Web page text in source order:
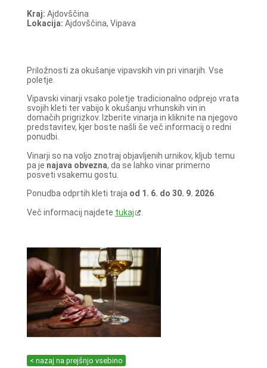
Kraj: Ajdovščina
Lokacija: Ajdovščina, Vipava
Priložnosti za okušanje vipavskih vin pri vinarjih. Vse
poletje.
Vipavski vinarji vsako poletje tradicionalno odprejo vrata
svojih kleti ter vabijo k okušanju vrhunskih vin in
domačih prigrizkov. Izberite vinarja in kliknite na njegovo
predstavitev, kjer boste našli še več informacij o redni
ponudbi.
Vinarji so na voljo znotraj objavljenih urnikov, kljub temu
pa je najava obvezna, da se lahko vinar primerno
posveti vsakemu gostu.
Ponudba odprtih kleti traja od 1. 6. do 30. 9. 2026.
Več informacij najdete tukaj
< nazaj na prejšnjo vsebino